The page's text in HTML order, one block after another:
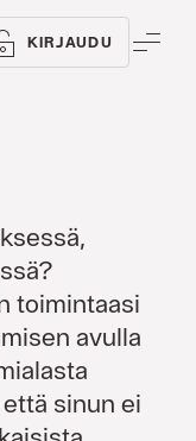
KIRJAUDU
toimintaasi
avulla
sinun ei